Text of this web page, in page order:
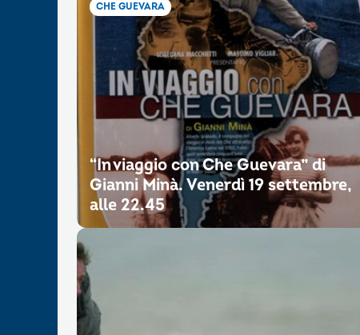
CHE GUEVARA
“In viaggio con Che Guevara” di
Gianni Minà. Venerdì 19 settembre,
alle 22.45